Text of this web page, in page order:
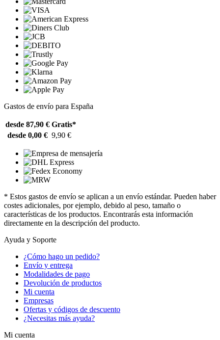
Gastos de envío para España
desde 87,90 € Gratis*
desde 0,00 € 9,90 €
* Estos gastos de envío se aplican a un envío estándar. Pueden haber
costes adicionales, por ejemplo, debido al peso, tamaño o
características de los productos. Encontrarás esta información
directamente en la descripción del producto.
Ayuda y Soporte
¿Cómo hago un pedido?
Envío y entrega
Modalidades de pago
Devolución de productos
Mi cuenta
Empresas
Ofertas y códigos de descuento
¿Necesitas más ayuda?
Mi cuenta